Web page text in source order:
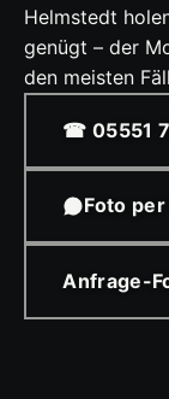
Helmstedt
genügt – der
den meisten
☎ 05551
Foto
Anfrage-